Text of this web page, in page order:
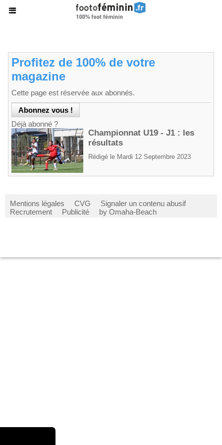
Profitez de 100% de votre
magazine
Cette page est réservée aux abonnés.
Déjà abonné ?
Championnat U19 - J1 : les
résultats
Rédigé le Mardi 12 Septembre 2023
Mentions légales CVG
Signaler un contenu abusif
Recrutement
Publicité by Omaha-Beach